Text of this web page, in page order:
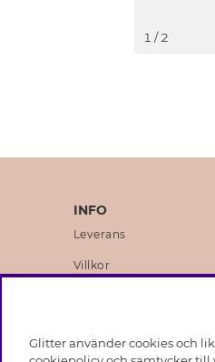
1 / 2
INFO
Leverans
Villkor
Medlemsvillkor
Glitter använder cookies och